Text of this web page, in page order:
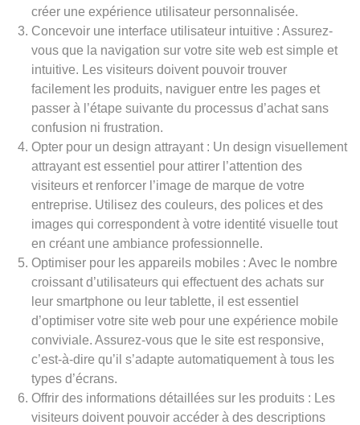
créer une expérience utilisateur personnalisée.
Concevoir une interface utilisateur intuitive : Assurez-
vous que la navigation sur votre site web est simple et
intuitive. Les visiteurs doivent pouvoir trouver
facilement les produits, naviguer entre les pages et
passer à l’étape suivante du processus d’achat sans
confusion ni frustration.
Opter pour un design attrayant : Un design visuellement
attrayant est essentiel pour attirer l’attention des
visiteurs et renforcer l’image de marque de votre
entreprise. Utilisez des couleurs, des polices et des
images qui correspondent à votre identité visuelle tout
en créant une ambiance professionnelle.
Optimiser pour les appareils mobiles : Avec le nombre
croissant d’utilisateurs qui effectuent des achats sur
leur smartphone ou leur tablette, il est essentiel
d’optimiser votre site web pour une expérience mobile
conviviale. Assurez-vous que le site est responsive,
c’est-à-dire qu’il s’adapte automatiquement à tous les
types d’écrans.
Offrir des informations détaillées sur les produits : Les
visiteurs doivent pouvoir accéder à des descriptions